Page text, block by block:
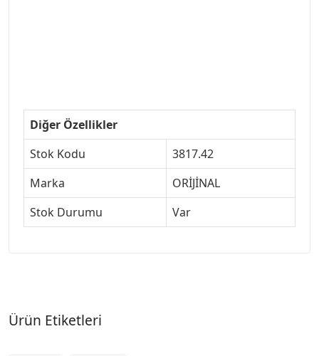
Diğer Özellikler
Stok Kodu
3817.42
Marka
ORİJİNAL
Stok Durumu
Var
Ürün Etiketleri